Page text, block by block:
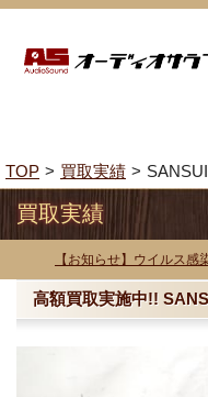
TOP 買取実績
買取実績
【お知らせ】ウイルス
高額買取実施中!!